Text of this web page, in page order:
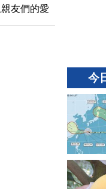
友們的愛
事。
今